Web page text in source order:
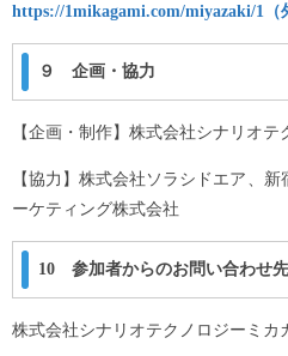
https://1mikagami.com/miyazaki/1（
９ 企画・協力
【企画・制作】株式会社シナリオテ
【協力】株式会社ソラシドエア、
ーケティング株式会社
10 参加者からのお問い合わせ先
株式会社シナリオテクノロジーミカ